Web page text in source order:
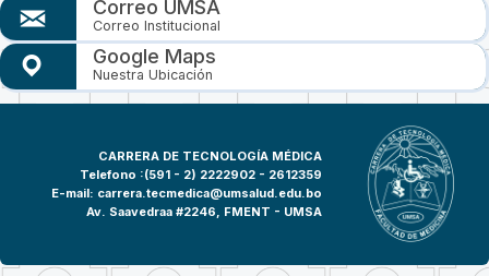
Correo UMSA
Correo Institucional
Google Maps
Nuestra Ubicación
CARRERA DE TECNOLOGÍA MÉDICA
Telefono :(591 - 2) 2222902 - 2612359
E-mail: carrera.tecmedica@umsalud.edu.bo
Av. Saavedraa #2246, FMENT - UMSA